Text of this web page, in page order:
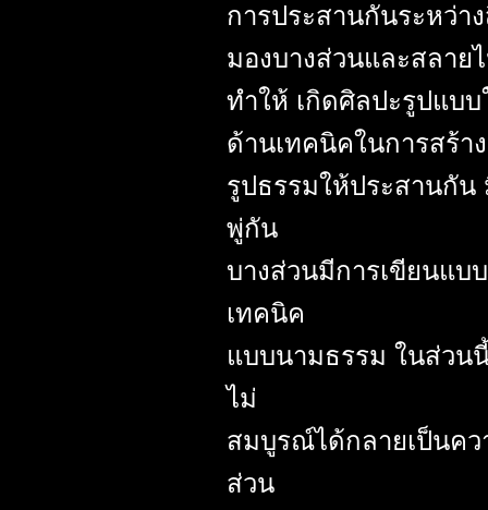
การประสานกันระหว่า
มองบางส่วนและสลาย
ทำให้ เกิดศิลปะรูปแบ
ด้านเทคนิคในการสร้า
รูปธรรมให้ประสานกัน
พู่กัน
บางส่วนมีการเขียนแบ
เทคนิค
แบบนามธรรม ในส่วน
ไม่
สมบูรณ์ได้กลายเป็นคว
ส่วน